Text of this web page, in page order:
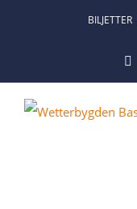
BILJETTER